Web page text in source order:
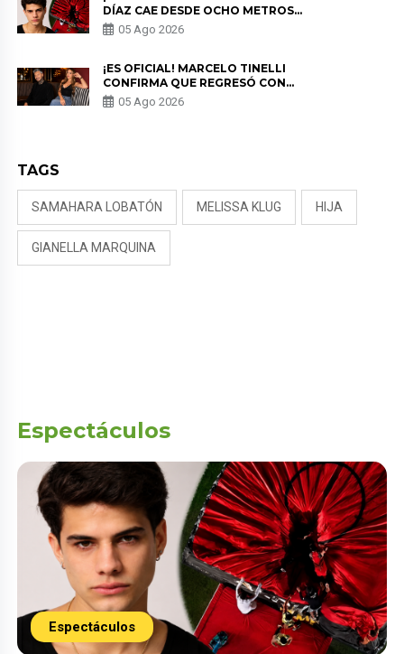
DÍAZ CAE DESDE OCHO METROS
EN “ESTO ES GUERRA” Y GENERA
PREOCUPACIÓN
05 Ago 2026
¡ES OFICIAL! MARCELO TINELLI
CONFIRMA QUE REGRESÓ CON
MILETT FIGUEROA: “EL AMOR
PUDO MÁS”
05 Ago 2026
TAGS
SAMAHARA LOBATÓN MELISSA KLUG HIJA
GIANELLA MARQUINA
Espectáculos
Espectáculos